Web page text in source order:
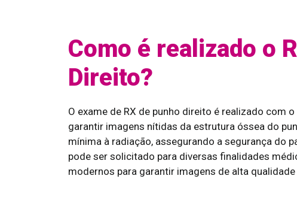
Como é realizado o
Direito?
O exame de RX de punho direito é realizado com
garantir imagens nítidas da estrutura óssea do
mínima à radiação, assegurando a segurança do
pode ser solicitado para diversas finalidades
modernos para garantir imagens de alta